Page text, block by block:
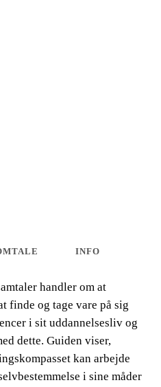
INFO
handler om at
finde og tage vare på sig
i sit uddannelsesliv og
dette. Guiden viser,
kan arbejde
i sine måder